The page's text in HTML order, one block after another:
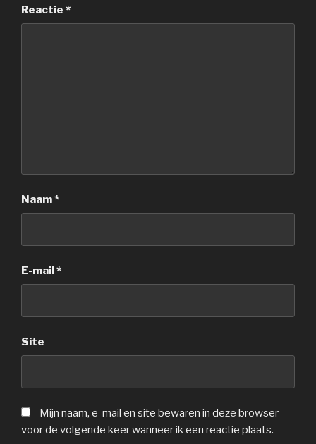
Reactie *
Naam*
E-mail*
Site
Mijn naam, e-mail en site bewaren in deze browser
voor de volgende keer wanneer ik een reactie plaats.